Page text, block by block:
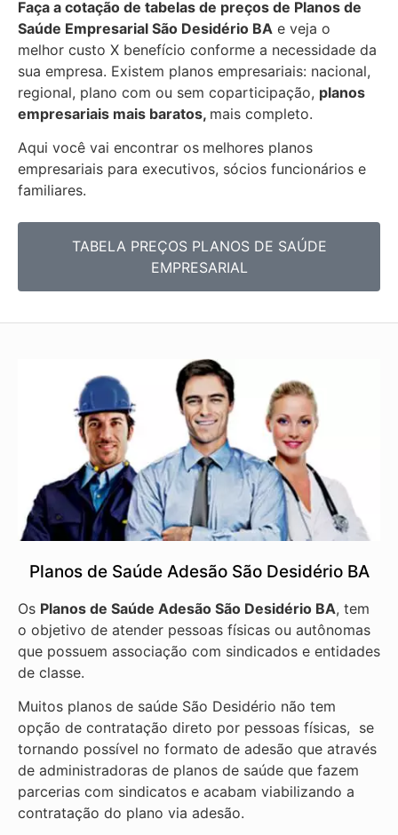
Faça a cotação de tabelas de preços de Planos de
Saúde Empresarial São Desidério BA e veja o
melhor custo X benefício conforme a necessidade da
sua empresa. Existem planos empresariais: nacional,
regional, plano com ou sem coparticipação, planos
empresariais mais baratos, mais completo.
Aqui você vai encontrar os melhores planos
empresariais para executivos, sócios funcionários e
familiares.
TABELA PREÇOS PLANOS DE SAÚDE
EMPRESARIAL
Planos de Saúde Adesão São Desidério BA
Os Planos de Saúde Adesão São Desidério BA, tem
o objetivo de atender pessoas físicas ou autônomas
que possuem associação com sindicados e entidades
de classe.
Muitos planos de saúde São Desidério não tem
opção de contratação direto por pessoas físicas, se
tornando possível no formato de adesão que através
de administradoras de planos de saúde que fazem
parcerias com sindicatos e acabam viabilizando a
contratação do plano via adesão.